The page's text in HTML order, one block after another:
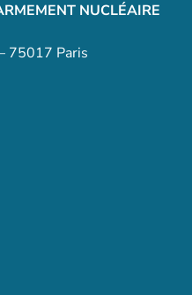
NUCLÉAIRE
75017 Paris